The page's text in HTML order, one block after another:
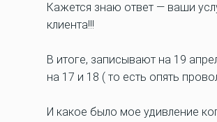
Кажется знаю ответ — ваши
клиента!!!
В итоге, записывают на 19
на 17 и 18 ( то есть опять
И какое было мое удивление